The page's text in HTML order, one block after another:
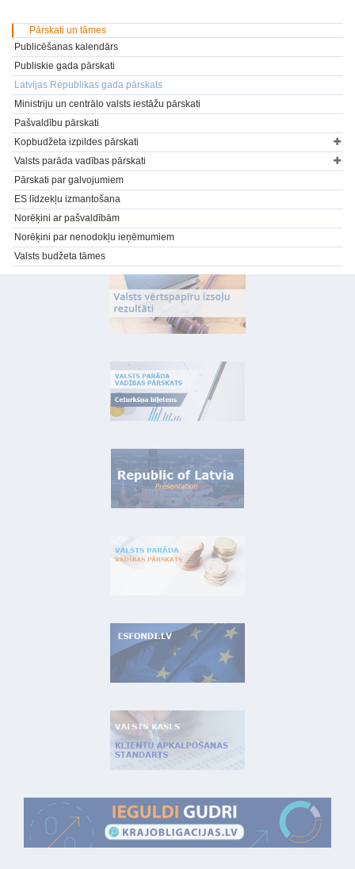
Pārskati un tāmes
Publicēšanas kalendārs
Publiskie gada pārskati
Latvijas Republikas gada pārskats
Ministriju un centrālo valsts iestāžu pārskati
Pašvaldību pārskati
Kopbudžeta izpildes pārskati
Valsts parāda vadības pārskati
Pārskati par galvojumiem
ES līdzekļu izmantošana
Norēķini ar pašvaldībām
Norēķini par nenodokļu ieņēmumiem
Valsts budžeta tāmes